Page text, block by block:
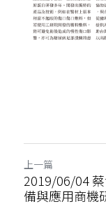
上一篇
2019/06/04
備與應用商機